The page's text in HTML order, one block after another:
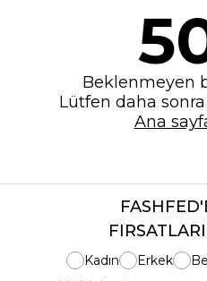
Beklenmeyen
Lütfen daha
Ana
Kadın Erkek